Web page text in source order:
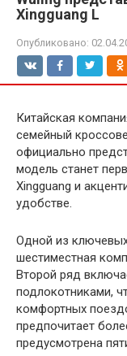
Xingguang L
Опубликовано:
Китайская
семейный
официально
модель станет
Xingguang и
удобстве.
Одной из ключевых
шестиместная
Второй ряд
подлокотниками,
комфортных
предпочитает
предусмотрена